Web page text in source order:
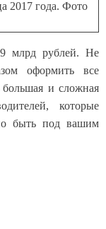
млрд рублей. Не
оформить все
и сложная
которые
быть под вашим